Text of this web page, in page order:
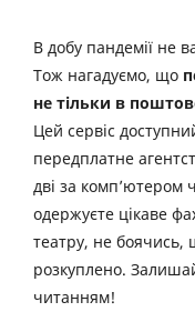
В добу пандемії не
Тож нагадуємо, що
не тільки в
Цей сервіс
передплатне
дві за комп’ютером
одержуєте цікаве
театру, не
розкуплено.
читанням!